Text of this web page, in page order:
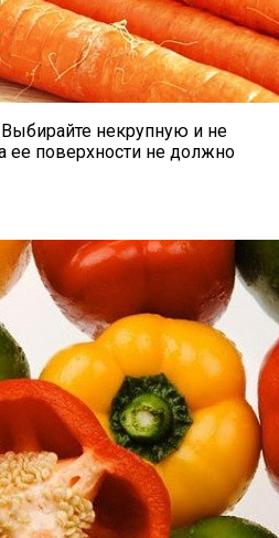
некрупную и не
ее поверхности не должно